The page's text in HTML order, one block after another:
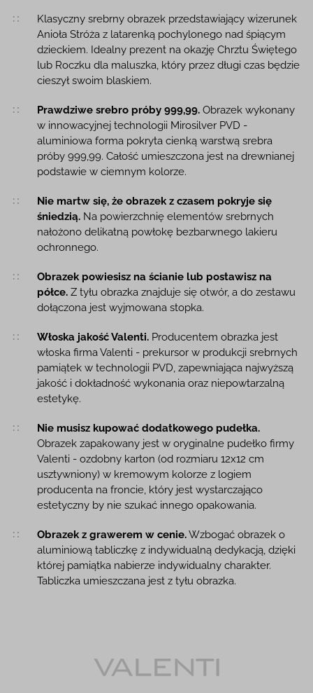
Opis produktu
Klasyczny srebrny obrazek przedstawiający wizerunek
Anioła Stróża z latarenką pochylonego nad śpiącym
dzieckiem. Idealny prezent na okazję Chrztu Świętego
lub Roczku dla maluszka, który przez długi czas będzie
cieszył swoim blaskiem.
Prawdziwe srebro próby 999,99.Obrazek wykonany
w innowacyjnej technologii Mirosilver PVD -
aluminiowa forma pokryta cienką warstwą srebra
próby 999,99. Całość umieszczona jest na drewnianej
podstawie w ciemnym kolorze.
Nie martw się, że obrazek z czasem pokryje się
śniedzią.Na powierzchnię elementów srebrnych
nałożono delikatną powłokę bezbarwnego lakieru
ochronnego.
Obrazek powiesisz na ścianie lub postawisz na
półce.Z tyłu obrazka znajduje się otwór, a do zestawu
dołączona jest wyjmowana stopka.
Włoska jakość Valenti.Producentem obrazka jest
włoska firma Valenti - prekursor w produkcji srebrnych
pamiątek w technologii PVD, zapewniająca najwyższą
jakość i dokładność wykonania oraz niepowtarzalną
estetykę.
Nie musisz kupować dodatkowego pudełka.
Obrazek zapakowany jest w oryginalne pudełko firmy
Valenti - ozdobny karton (od rozmiaru 12x12 cm
usztywniony) w kremowym kolorze z logiem
producenta na froncie, który jest wystarczająco
estetyczny by nie szukać innego opakowania.
Obrazek z grawerem w cenie.Wzbogać obrazek o
aluminiową tabliczkę z indywidualną dedykacją, dzięki
której pamiątka nabierze indywidualny charakter.
Tabliczka umieszczana jest z tyłu obrazka.